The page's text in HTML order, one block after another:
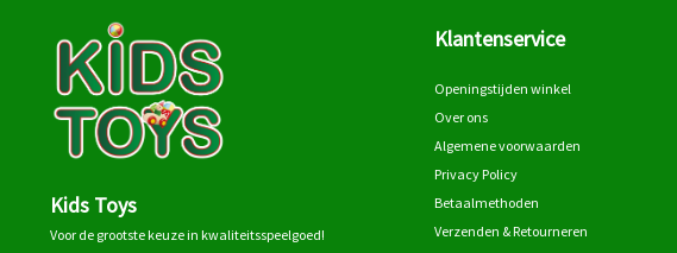
Kids Toys
Voor de grootste keuze in kwaliteitsspeelgoed!
Klantenservice
Openingstijden winkel
Over ons
Algemene voorwaarden
Privacy Policy
Betaalmethoden
Verzenden & Retourneren